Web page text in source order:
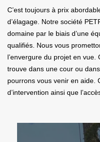
C’est toujours à prix
d’élagage. Notre société
domaine par le biais d’une
qualifiés. Nous vous
l’envergure du projet en vue.
trouve dans une cour ou
pourrons vous venir en aide.
d’intervention ainsi que